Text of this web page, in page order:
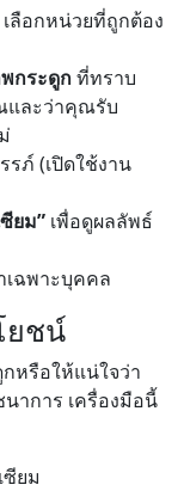
ลือกหน่วยที่ถูกต้อง
กระดูกที่ทราบ
และว่าคุณรับ
รภ์ (เปิดใช้งาน
ยม” เพื่อดูผลลัพธ์
เฉพาะบุคคล
ยชน์
หรือให้แน่ใจว่า
าการ เครื่องมือนี้
ยม